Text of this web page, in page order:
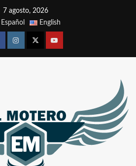
7 agosto, 2026
Español
English